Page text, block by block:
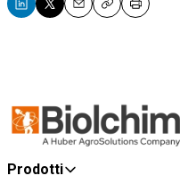
EmailCopyPrint
Prodotti